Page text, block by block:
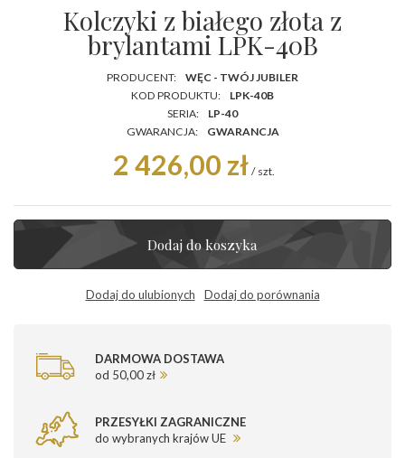
Kolczyki z białego złota z
brylantami LPK-40B
PRODUCENT:
WĘC - TWÓJ JUBILER
KOD PRODUKTU:
LPK-40B
SERIA:
LP-40
GWARANCJA:
GWARANCJA
2 426,00 zł / szt.
Dodaj do koszyka
Dodaj do ulubionych Dodaj do porównania
DARMOWA DOSTAWA
od 50,00 zł
PRZESYŁKI ZAGRANICZNE
do wybranych krajów UE